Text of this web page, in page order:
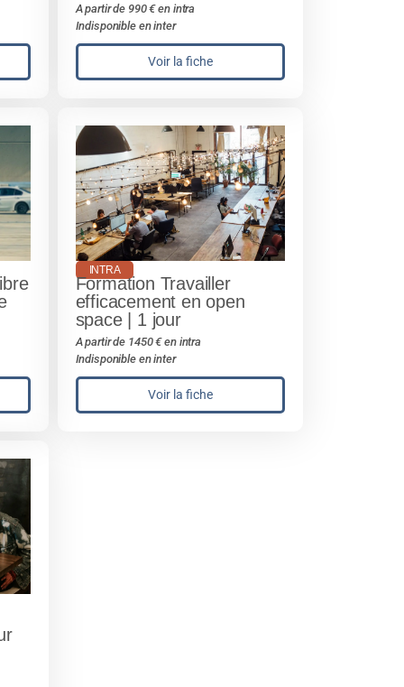
A partir de 990 € en intra
Indisponible en inter
Voir la fiche
INTRA
Formation Travailler
efficacement en open
space | 1 jour
A partir de 1450 € en intra
Indisponible en inter
Voir la fiche